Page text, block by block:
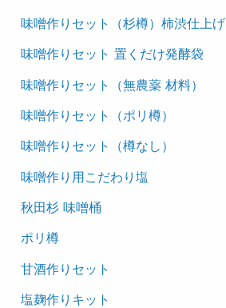
味噌作りセット（杉樽）柿渋仕上げ
味噌作りセット 置くだけ発酵袋
味噌作りセット（無農薬 材料）
味噌作りセット（ポリ樽）
味噌作りセット（樽なし）
味噌作り用こだわり塩
秋田杉 味噌桶
ポリ樽
甘酒作りセット
塩麹作りキット